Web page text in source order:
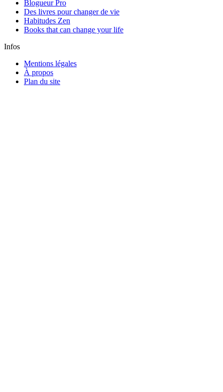
Blogueur Pro
Des livres pour changer de vie
Habitudes Zen
Books that can change your life
Infos
Mentions légales
À propos
Plan du site